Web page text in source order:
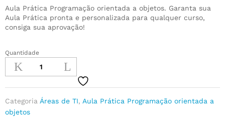
Aula Prática Programação orientada a objetos. Garanta sua
Aula Prática pronta e personalizada para qualquer curso,
consiga sua aprovação!
Quantidade
Categoria Áreas de TI, Aula Prática Programação orientada a
objetos